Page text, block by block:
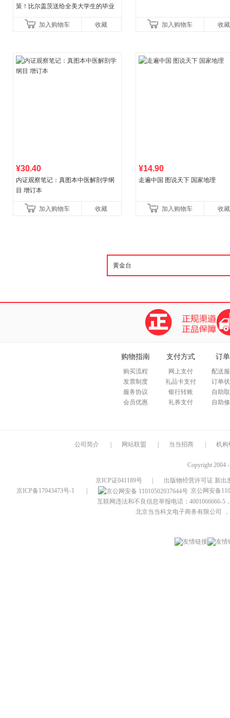
策！比尔盖茨送给全美大学生的毕业
书！）读客经管文库
加入购物车 收藏 加入购物车 收藏
¥30.40
内证观察笔记：真图本中医解剖学纲
目 增订本
加入购物车 收藏
¥14.90
走遍中国 图说天下 国家地理
加入购物车 收藏
购物指南
购买流程
发票制度
服务协议
会员优惠
支付方式
网上支付
礼品卡支付
银行转账
礼券支付
订
配送
订单
自助
自助
公司简介 网站联盟 当当招商 机构
Copyright 2004
京ICP证041189号
出版物经营许可证 新出
京ICP备17043473号-1
京公网安备
互联网违法和不良信息举报电话：4001066666-5
北京当当科文电子商务有限公司